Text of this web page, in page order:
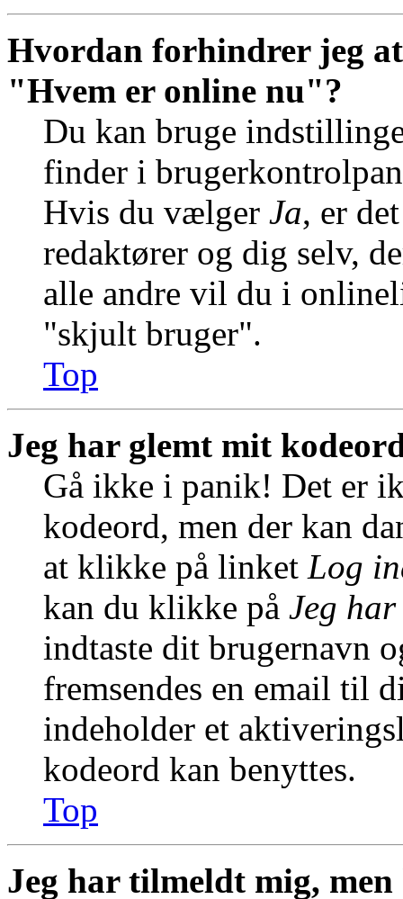
Hvordan forhindrer jeg
"Hvem er online nu"?
Du kan bruge
finder i
Hvis du vælger Ja, er
redaktører og dig selv,
alle andre vil du i
"skjult bruger".
Top
Jeg har glemt mit
Gå ikke i panik! Det er
kodeord, men der kan
at klikke på linket Log
kan du klikke på Jeg
indtaste dit brugernavn
fremsendes en email til
indeholder et
kodeord kan benyttes.
Top
Jeg har tilmeldt mig,